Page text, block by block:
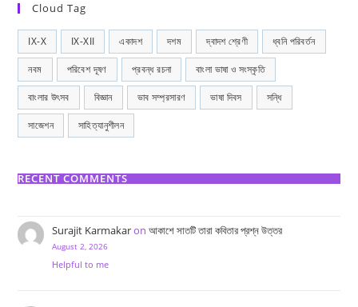
Cloud Tag
IX-X IX-XII একাদশ দশম দ্বাদশ শ্রেণী ধ্বনি পরিবর্তন
নবম পরিবেশ দূষণ প্রবন্ধ রচনা বাংলা ভাষা ও সংস্কৃতি
বাংলার উৎসব বিজ্ঞান ভাব সম্প্রসারণ ভাষা দিবস সন্ধি
সাজেশন সাহিত্যানুশীলন
RECENT COMMENTS
Surajit Karmakaron আকাশে সাতটি তারা কবিতার প্রশ্ন উত্তর
August 2, 2026
Helpful to me